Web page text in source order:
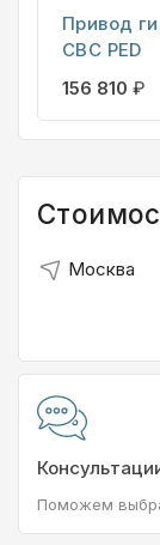
Привод
CBC PED
156 810 ₽
Москва
Поможем